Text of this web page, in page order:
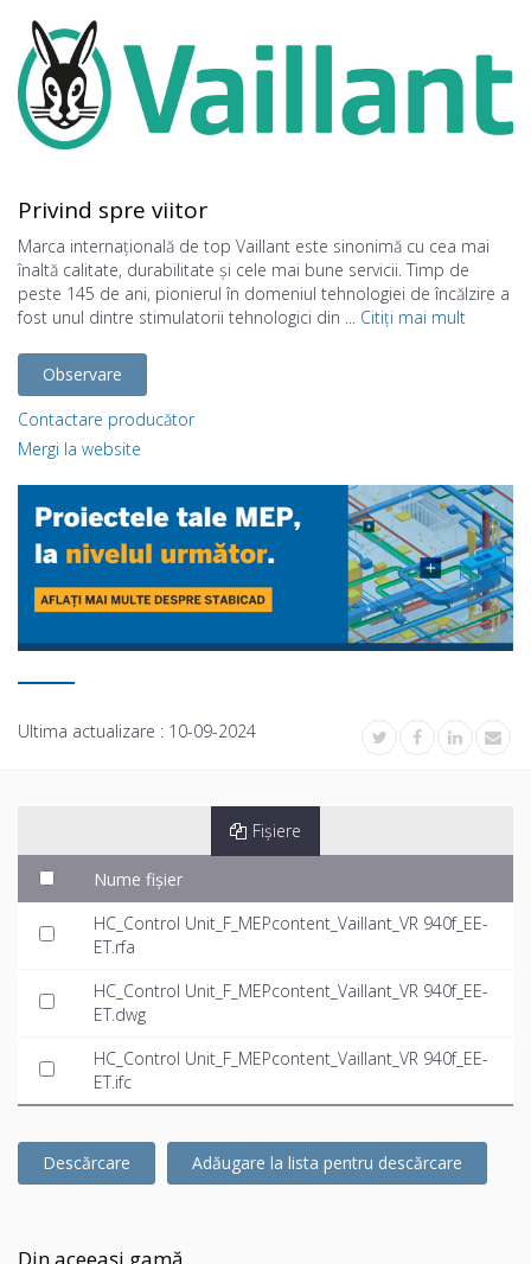
Privind spre viitor
Marca internațională de top Vaillant este sinonimă cu cea mai
înaltă calitate, durabilitate și cele mai bune servicii. Timp de
peste 145 de ani, pionierul în domeniul tehnologiei de încălzire a
fost unul dintre stimulatorii tehnologici din ... Citiți mai mult
Observare
Contactare producător
Mergi la website
Ultima actualizare : 10-09-2024
Fișiere
Nume fișier
HC_Control Unit_F_MEPcontent_Vaillant_VR 940f_EE-
ET.rfa
HC_Control Unit_F_MEPcontent_Vaillant_VR 940f_EE-
ET.dwg
HC_Control Unit_F_MEPcontent_Vaillant_VR 940f_EE-
ET.ifc
Descărcare Adăugare la lista pentru descărcare
Din aceeași gamă